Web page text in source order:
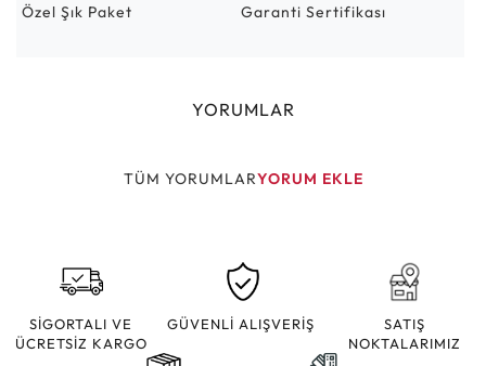
Özel Şık Paket Garanti Sertifikası
YORUMLAR
TÜM YORUMLARYORUM EKLE
SİGORTALI VE
ÜCRETSİZ KARGO
GÜVENLİ ALIŞVERİŞ
SATIŞ
NOKTALARIMIZ